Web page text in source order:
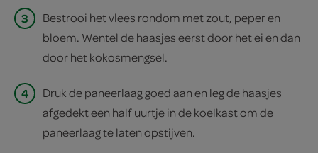
3
Bestrooi het vlees rondom met zout, peper en
bloem. Wentel de haasjes eerst door het ei en dan
door het kokosmengsel.
4
Druk de paneerlaag goed aan en leg de haasjes
afgedekt een half uurtje in de koelkast om de
paneerlaag te laten opstijven.